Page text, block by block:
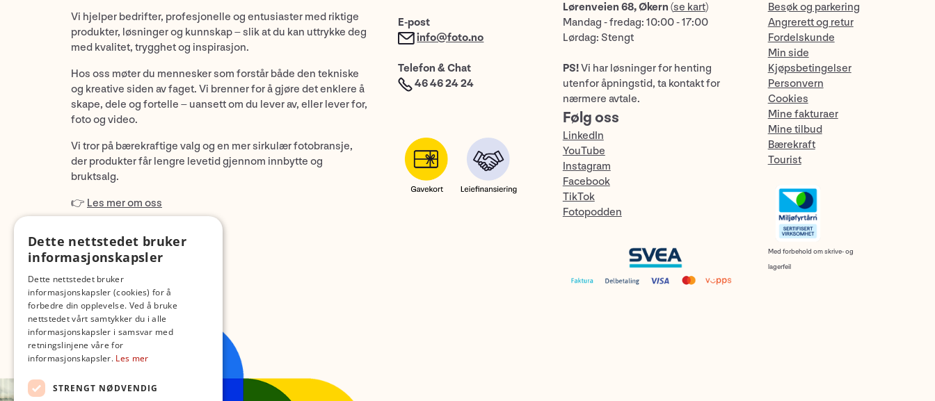
Vi hjelper bedrifter, profesjonelle og entusiaster med riktige
produkter, løsninger og kunnskap – slik at du kan uttrykke deg
med kvalitet, trygghet og inspirasjon.
Hos oss møter du mennesker som forstår både den tekniske
og kreative siden av faget. Vi brenner for å gjøre det enklere å
skape, dele og fortelle – uansett om du lever av, eller lever for,
foto og video.
Vi tror på bærekraftige valg og en mer sirkulær fotobransje,
der produkter får lengre levetid gjennom innbytte og
bruktsalg.
👉 Les mer om oss
E-post
info@foto.no
Telefon & Chat
46 46 24 24
Lørenveien 68, Økern (se kart)
Mandag - fredag: 10:00 - 17:00
Lørdag: Stengt
PS!Vi har løsninger for henting
utenfor åpningstid, ta kontakt for
nærmere avtale.
Følg oss
LinkedIn
YouTube
Instagram
Facebook
TikTok
Fotopodden
Besøk og parkering
Angrerett og retur
Fordelskunde
Min side
Kjøpsbetingelser
Personvern
Cookies
Mine fakturaer
Mine tilbud
Bærekraft
Tourist
Med forbehold om skrive- og
lagerfeil
Dette nettstedet bruker
informasjonskapsler
Dette nettstedet bruker
informasjonskapsler (cookies) for å
forbedre din opplevelse. Ved å bruke
nettstedet vårt samtykker du i alle
informasjonskapsler i samsvar med
retningslinjene våre for
informasjonskapsler. Les mer
STRENGT NØDVENDIG